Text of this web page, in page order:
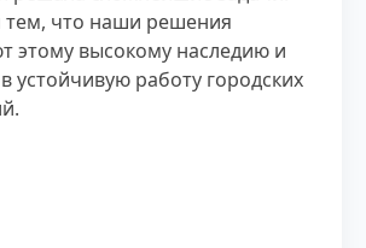
что наши решения
этому высокому наследию и
устойчивую работу городских